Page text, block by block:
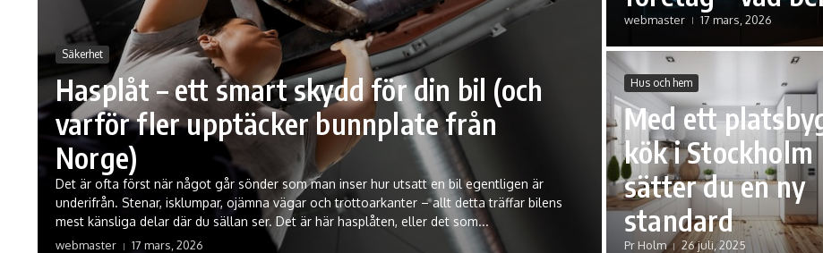
Säkerhet
Hasplåt – ett smart skydd för din bil (och
varför fler upptäcker bunnplate från
Norge)
Det är ofta först när något går sönder som man inser hur utsatt en bil egentligen är
underifrån. Stenar, isklumpar, ojämna vägar och trottoarkanter – allt detta träffar bilens
mest känsliga delar där du sällan ser. Det är här hasplåten, eller det som...
webmaster 17 mars, 2026
webmaster 17 mars, 2026
Hus och hem
Med ett
kök i Stockholm
sätter du en ny
standard
Pr Holm 26 juli, 2025